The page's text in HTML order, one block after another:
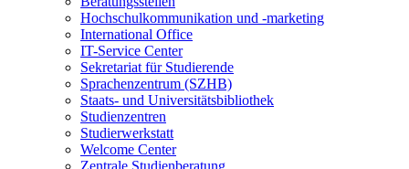
Hochschulkommunikation und -marketing
International Office
IT-Service Center
Sekretariat für Studierende
Sprachenzentrum (SZHB)
Staats- und Universitätsbibliothek
Studienzentren
Studierwerkstatt
Welcome Center
Zentrale Studienberatung